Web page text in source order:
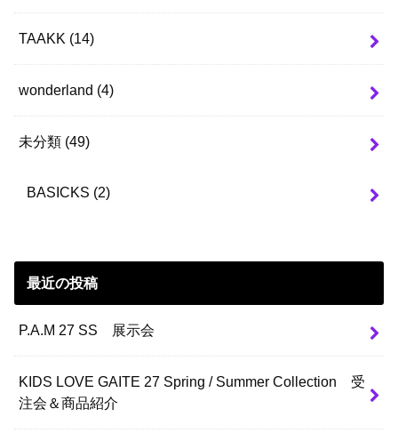
TAAKK (14)
wonderland (4)
未分類 (49)
BASICKS (2)
最近の投稿
P.A.M 27 SS 展示会
KIDS LOVE GAITE 27 Spring / Summer Collection 受
注会＆商品紹介